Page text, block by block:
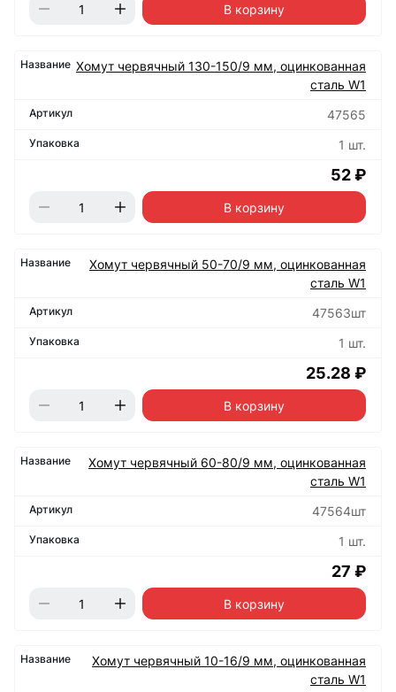
В корзину
Хомут червячный 130-150/9 мм, оцинкованная
сталь W1
47565
1 шт.
52 ₽
В корзину
Хомут червячный 50-70/9 мм, оцинкованная
сталь W1
47563шт
1 шт.
25.28 ₽
В корзину
Хомут червячный 60-80/9 мм, оцинкованная
сталь W1
47564шт
1 шт.
27 ₽
В корзину
Хомут червячный 10-16/9 мм, оцинкованная
сталь W1